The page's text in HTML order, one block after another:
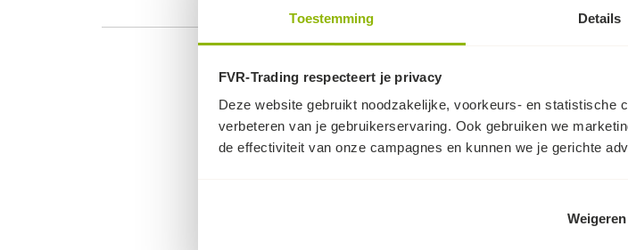
Toestemming Details
FVR-Trading respecteert je privacy
Deze website gebruikt noodzakelijke, voorkeurs- en statistische
verbeteren van je gebruikerservaring. Ook gebruiken we
de effectiviteit van onze campagnes en kunnen we je gerichte
Weigeren
10%